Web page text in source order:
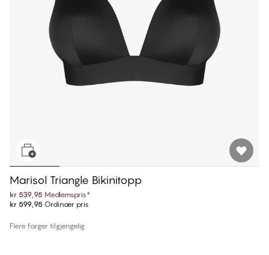
Marisol Triangle Bikinitopp
kr 539,95 Medlemspris*
kr 599,95 Ordinær pris
Flere farger tilgjengelig